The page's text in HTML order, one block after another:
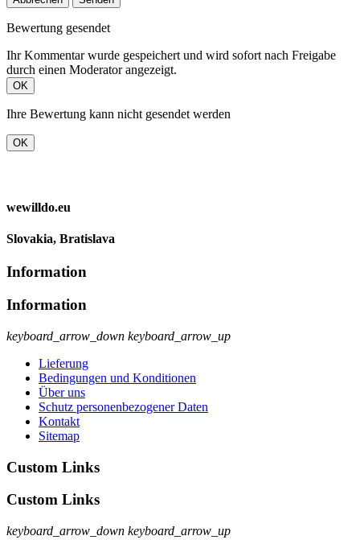
Bewertung gesendet
Ihr Kommentar wurde gespeichert und wird sofort nach Freigabe
durch einen Moderator angezeigt.
OK
Ihre Bewertung kann nicht gesendet werden
OK
wewilldo.eu
Slovakia, Bratislava
Information
Information
keyboard_arrow_down keyboard_arrow_up
Lieferung
Bedingungen und Konditionen
Über uns
Schutz personenbezogener Daten
Kontakt
Sitemap
Custom Links
Custom Links
keyboard_arrow_down keyboard_arrow_up